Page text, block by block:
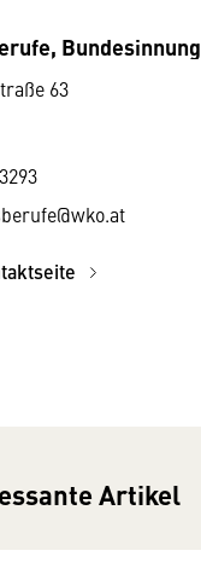
Bundesinnung
63
Artikel